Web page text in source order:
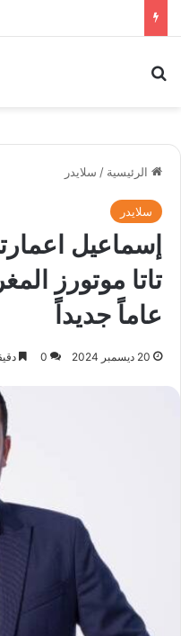
الرئيسية / سلايدر
سلايدر
إسماعيل
تاتا موتورز
عاماً جديداً
20 ديسمبر 2024 0